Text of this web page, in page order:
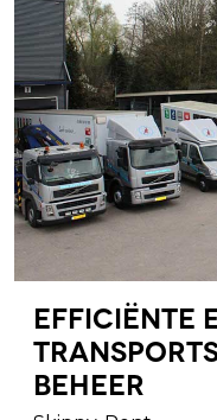
Efficiënte
beheer